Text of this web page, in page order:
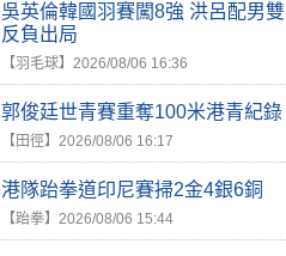
吳英倫韓國羽賽闖8強 洪呂配男雙
反負出局
【羽毛球】 2026/08/06 16:36
郭俊廷世青賽重奪100米港青紀錄
【田徑】 2026/08/06 16:17
港隊跆拳道印尼賽掃2金4銀6銅
【跆拳】 2026/08/06 15:44